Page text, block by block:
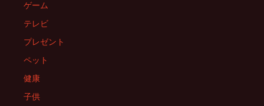
ンゲーム
テレビ
プレゼント
ペット
健康
子供